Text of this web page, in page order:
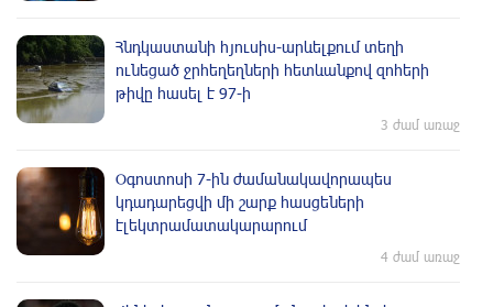
Հնդկաստանի հյուսիս-արևելքում տեղի
ունեցած ջրհեղեղների հետևանքով զոհերի
թիվը հասել է 97-ի
3 ժամ առաջ
Օգոստոսի 7-ին ժամանակավորապես
կդադարեցվի մի շարք հասցեների
էլեկտրամատակարարում
4 ժամ առաջ